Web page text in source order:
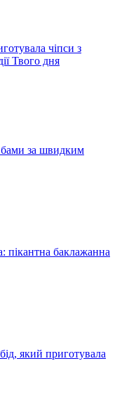
чіпси з
Твого дня
за швидким
пікантна баклажанна
який приготувала